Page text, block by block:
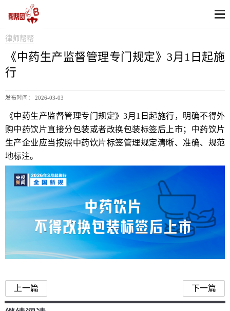
律师帮帮
《中药生产监督管理专门规定》3月1日起施
行
发布时间： 2026-03-03
《中药生产监督管理专门规定》3月1日起施行，明确不得外
购中药饮片直接分包装或者改换包装标签后上市；中药饮片
生产企业应当按照中药饮片标签管理规定清晰、准确、规范
地标注。
上一篇 下一篇